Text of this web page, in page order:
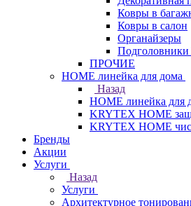
Ковры в
Ковры в салон
Органайзеры
Подголовники
ПРОЧИЕ
HOME линейка для дома
Назад
HOME линейка для
KRYTEX HOME
KRYTEX HOME
Бренды
Акции
Услуги
Назад
Услуги
Архитектурное